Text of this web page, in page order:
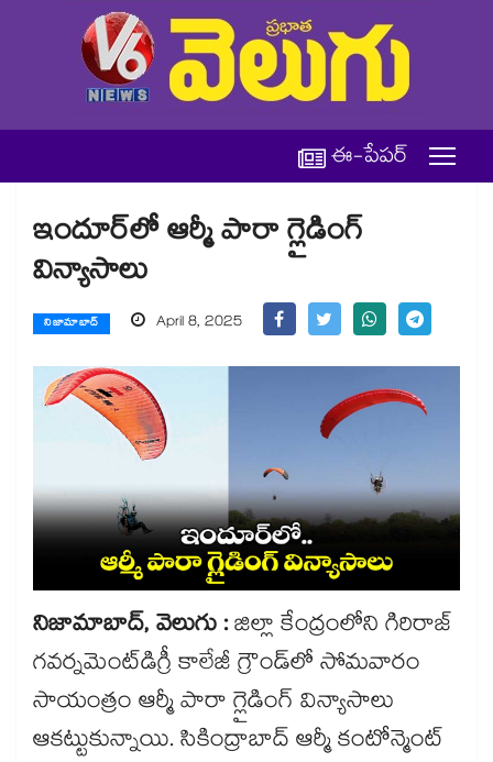
ఈ-పేపర్
ఇందూర్​లో ఆర్మీ పారా గ్లైడింగ్
విన్యాసాలు
నిజామాబాద్ April 8, 2025
నిజామాబాద్, వెలుగు :జిల్లా కేంద్రంలోని గిరిరాజ్
గవర్నమెంట్​డిగ్రీ కాలేజీ గ్రౌండ్​లో సోమవారం
సాయంత్రం ఆర్మీ పారా గ్లైడింగ్ విన్యాసాలు
ఆకట్టుకున్నాయి. సికింద్రాబాద్​ ఆర్మీ కంటోన్మెంట్